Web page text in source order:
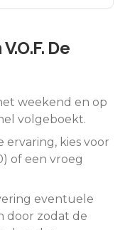
V.O.F. De
weekend en op
volgeboekt.
ervaring, kies voor
of een vroeg
eventuele
door zodat de